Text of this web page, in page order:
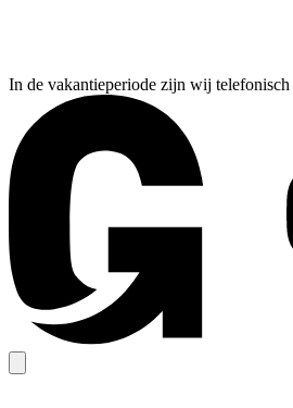
In de vakantieperiode zijn wij